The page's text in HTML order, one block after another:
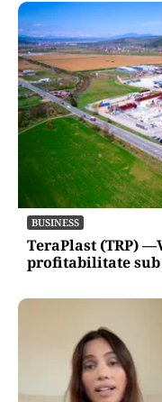
BUSINESS
TeraPlast (TRP)
profitabilitate